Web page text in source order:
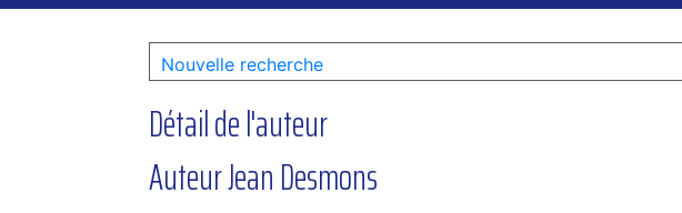
Nouvelle recherche
Détail de l'auteur
Auteur Jean Desmons